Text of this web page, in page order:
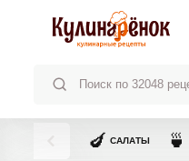
🍆 САЛАТЫ 🍵